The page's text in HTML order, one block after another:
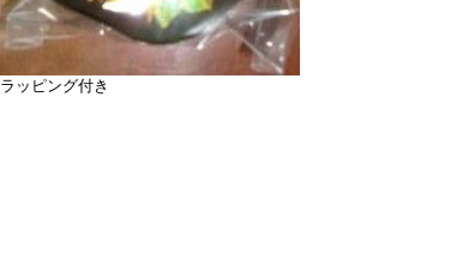
ラッピング付き